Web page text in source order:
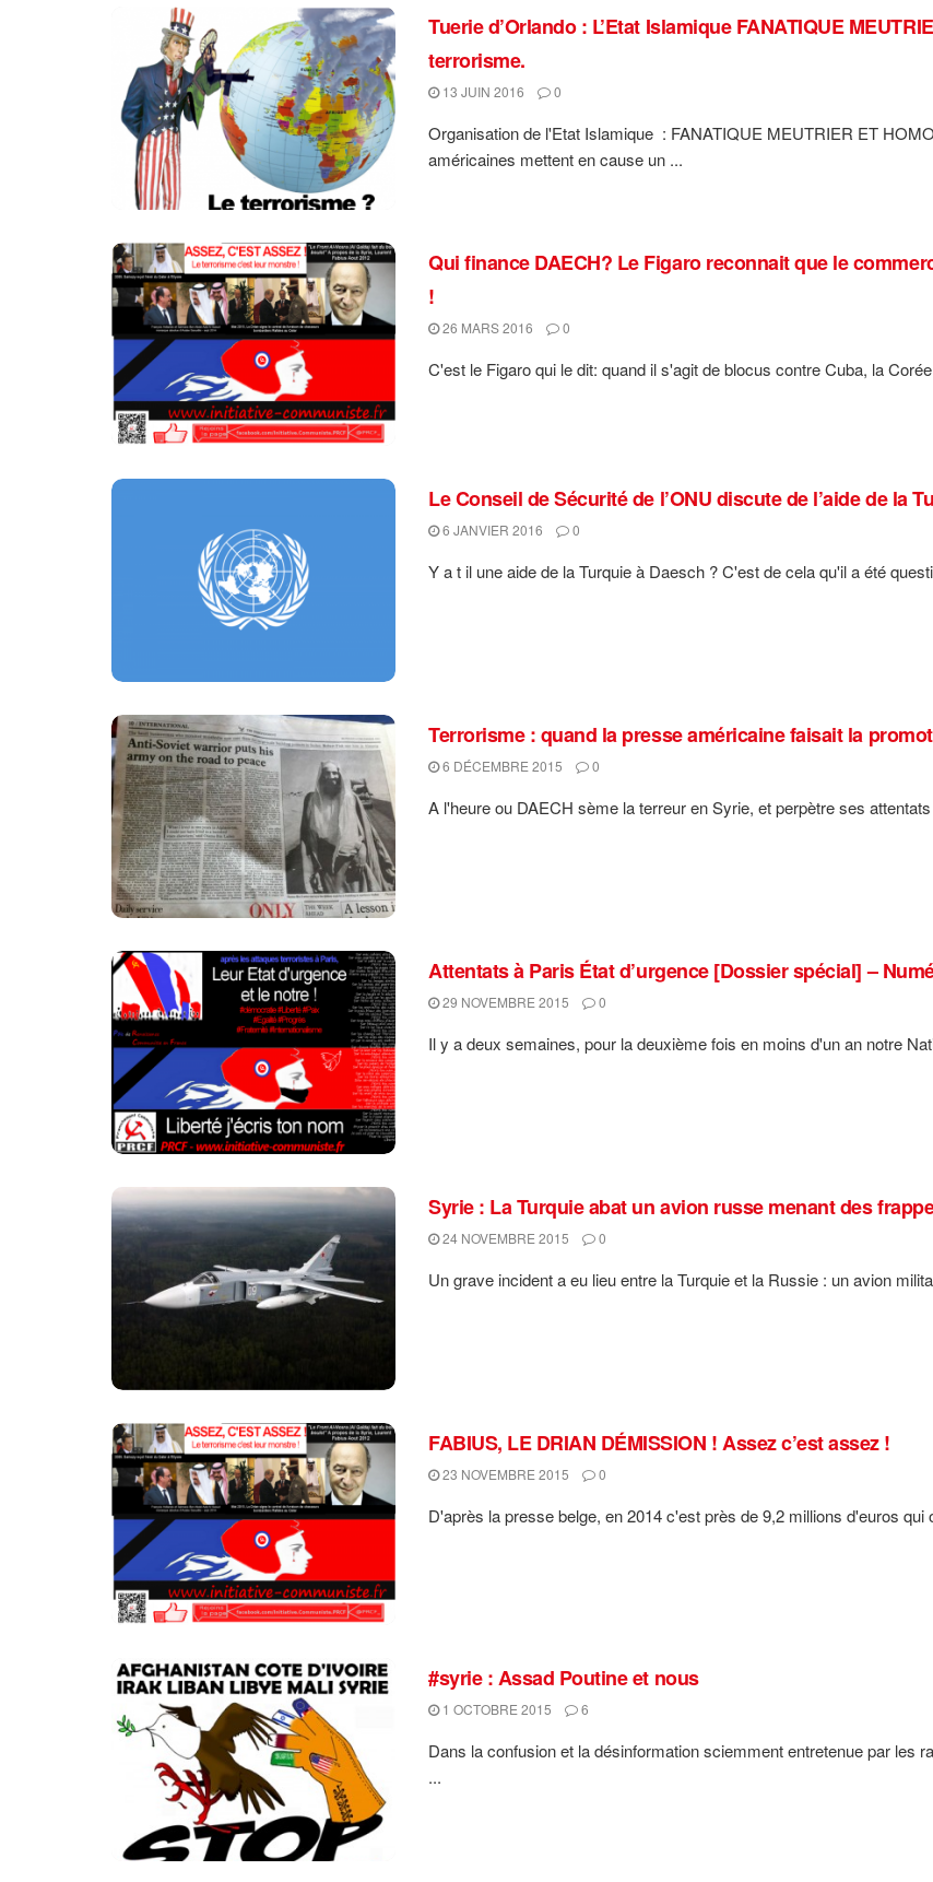
Tuerie d’Orlando : L’Etat Islamique FANATIQUE
terrorisme.
13 JUIN 2016 0
Organisation de l'Etat Islamique : FANATIQUE MEUTRIER ET
américaines mettent en cause un ...
Qui finance DAECH? Le Figaro reconnait que le
!
26 MARS 2016 0
C'est le Figaro qui le dit: quand il s'agit de blocus contre Cuba, la
Le Conseil de Sécurité de l’ONU discute de l’aide de la
6 JANVIER 2016 0
Y a t il une aide de la Turquie à Daesch ? C'est de cela qu'il a été
Terrorisme : quand la presse américaine faisait la
6 DÉCEMBRE 2015 0
A l'heure ou DAECH sème la terreur en Syrie, et perpètre ses
Attentats à Paris État d’urgence [Dossier spécial] –
29 NOVEMBRE 2015 0
Il y a deux semaines, pour la deuxième fois en moins d'un an notre
Syrie : La Turquie abat un avion russe menant des
24 NOVEMBRE 2015 0
Un grave incident a eu lieu entre la Turquie et la Russie : un avion
FABIUS, LE DRIAN DÉMISSION ! Assez c’est assez !
23 NOVEMBRE 2015 0
D'après la presse belge, en 2014 c'est près de 9,2 millions d'euros
#syrie : Assad Poutine et nous
1 OCTOBRE 2015 6
Dans la confusion et la désinformation sciemment entretenue par les
...